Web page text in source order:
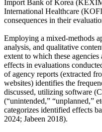
Import Bank of Korea
International Healthcare
consequences in their
Employing a mixed-methods
analysis, and qualitative
extent to which these
effects in evaluations
of agency reports (extracted
websites) identifies the
discussed, utilizing software
(“unintended,” “unplanned,”
categorizes identified effects
2024; Jabeen 2018).